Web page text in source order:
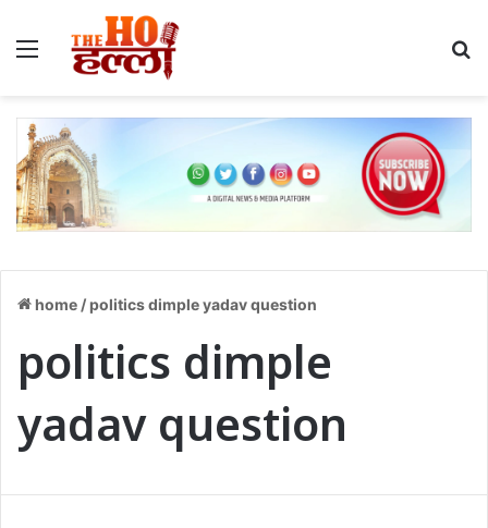
Menu
home /politics dimple yadav question
politics dimple
yadav question